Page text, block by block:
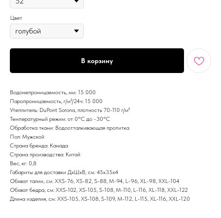
Цвет
В корзину
Водонепроницаемость, мм: 15 000
Паропроницаемость, г/м²/24ч: 15 000
Утеплитель: DuPont Sorona, плотность 70-110 г/м²
Температурный режим: от 0°С до -30°С
Обработка ткани: Водоотталкивающая пропитка
Пол: Мужской
Страна бренда: Канада
Страна производства: Китай
Вес, кг: 0,8
Габариты для доставки ДхШхВ, см: 45х35х4
Обхват талии, см: XXS-76, XS-82, S-88, M-94, L-96, XL-98, XXL-104
Обхват бедра, см: XXS-102, XS-105, S-108, M-110, L-116, XL-118, XXL-122
Длина изделия, см: XXS-105, XS-108, S-109, M-112, L-115, XL-116, XXL-120